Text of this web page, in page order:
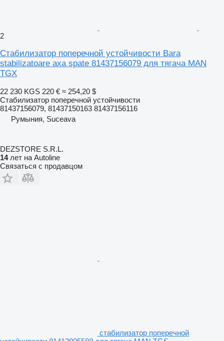
2
Стабилизатор поперечной устойчивости Bara
stabilizatoare axa spate 81437156079 для тягача MAN
TGX
22 230 KGS 220 € ≈ 254,20 $
Стабилизатор поперечной устойчивости
81437156079, 81437150163 81437156116
Румыния, Suceava
DEZSTORE S.R.L.
14лет на Autoline
Связаться с продавцом
стабилизатор поперечной